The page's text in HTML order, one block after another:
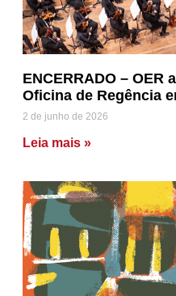
ENCERRADO – OER
Oficina de Regência
2 de junho de 2026
Leia mais »